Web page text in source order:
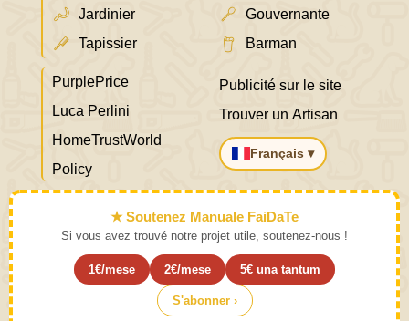
Jardinier
Tapissier
Gouvernante
Barman
PurplePrice
Luca Perlini
HomeTrustWorld
Policy
Publicité sur le site
Trouver un Artisan
Français ▾
★ Soutenez Manuale FaiDaTe
Si vous avez trouvé notre projet utile, soutenez-nous !
1€/mese 2€/mese 5€ una tantum
S'abonner ›